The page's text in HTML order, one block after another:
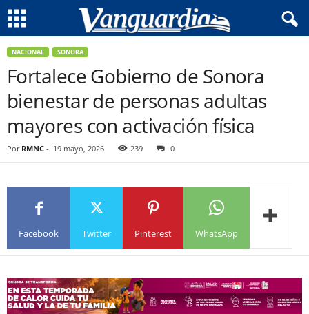
NACIONAL SONORA
Fortalece Gobierno de Sonora
bienestar de personas adultas
mayores con activación física
Por RMNC - 19 mayo, 2026 239 0
Facebook Twitter Pinterest WhatsApp